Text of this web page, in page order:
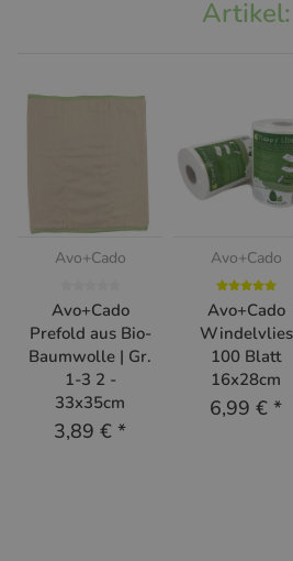
Artikel:
Avo+Cado
Avo+Cado
Prefold aus Bio-
Baumwolle | Gr.
1-3 2 -
33x35cm
3,89 € *
Avo+Cado
Avo+Cado
Windelvlies
100 Blatt
16x28cm
6,99 € *